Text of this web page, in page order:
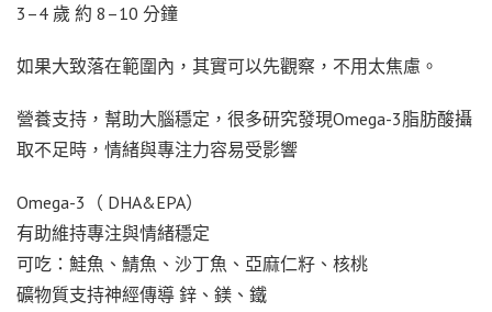
3–4 歲 約 8–10 分鐘
如果大致落在範圍內，其實可以先觀察，不用太焦慮。
營養支持，幫助大腦穩定，很多研究發現Omega-3脂肪酸攝
取不足時，情緒與專注力容易受影響
Omega-3（ DHA&EPA）
有助維持專注與情緒穩定
可吃：鮭魚、鯖魚、沙丁魚、亞麻仁籽、核桃
礦物質支持神經傳導 鋅、鎂、鐵